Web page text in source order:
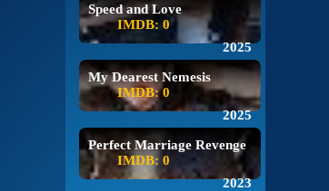
Speed and Love
IMDB: 0
2025
My Dearest Nemesis
IMDB: 0
2025
Perfect Marriage Revenge
IMDB: 0
2023